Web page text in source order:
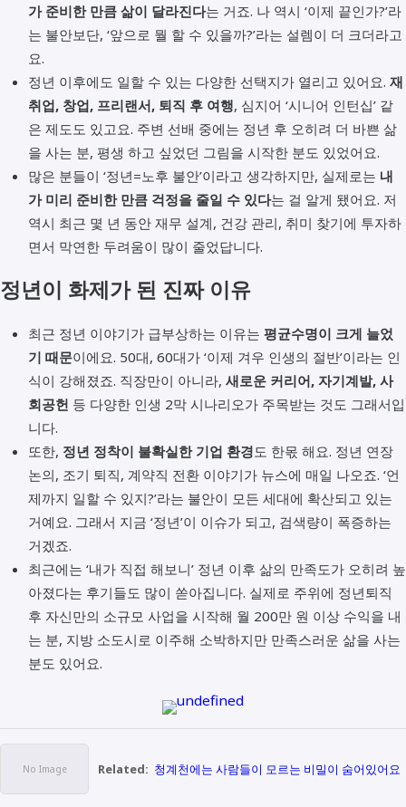
가 준비한 만큼 삶이 달라진다는 거죠. 나 역시 ‘이제 끝인가?’라
는 불안보단, ‘앞으로 뭘 할 수 있을까?’라는 설렘이 더 크더라고
요.
정년 이후에도 일할 수 있는 다양한 선택지가 열리고 있어요. 재
취업, 창업, 프리랜서, 퇴직 후 여행, 심지어 ‘시니어 인턴십’ 같
은 제도도 있고요. 주변 선배 중에는 정년 후 오히려 더 바쁜 삶
을 사는 분, 평생 하고 싶었던 그림을 시작한 분도 있었어요.
많은 분들이 ‘정년=노후 불안’이라고 생각하지만, 실제로는 내
가 미리 준비한 만큼 걱정을 줄일 수 있다는 걸 알게 됐어요. 저
역시 최근 몇 년 동안 재무 설계, 건강 관리, 취미 찾기에 투자하
면서 막연한 두려움이 많이 줄었답니다.
정년이 화제가 된 진짜 이유
최근 정년 이야기가 급부상하는 이유는 평균수명이 크게 늘었
기 때문이에요. 50대, 60대가 ‘이제 겨우 인생의 절반’이라는 인
식이 강해졌죠. 직장만이 아니라, 새로운 커리어, 자기계발, 사
회공헌 등 다양한 인생 2막 시나리오가 주목받는 것도 그래서입
니다.
또한, 정년 정착이 불확실한 기업 환경도 한몫 해요. 정년 연장
논의, 조기 퇴직, 계약직 전환 이야기가 뉴스에 매일 나오죠. ‘언
제까지 일할 수 있지?’라는 불안이 모든 세대에 확산되고 있는
거예요. 그래서 지금 ‘정년’이 이슈가 되고, 검색량이 폭증하는
거겠죠.
최근에는 ‘내가 직접 해보니’ 정년 이후 삶의 만족도가 오히려 높
아졌다는 후기들도 많이 쏟아집니다. 실제로 주위에 정년퇴직
후 자신만의 소규모 사업을 시작해 월 200만 원 이상 수익을 내
는 분, 지방 소도시로 이주해 소박하지만 만족스러운 삶을 사는
분도 있어요.
Related: 청계천에는 사람들이 모르는 비밀이 숨어있어요